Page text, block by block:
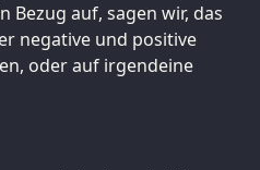
Bezug auf, sagen wir, das
negative und positive
oder auf irgendeine